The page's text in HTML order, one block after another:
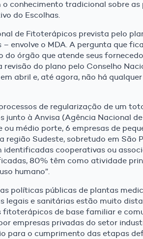
conhecimento tradicional sobre as
do Escolhas.
de Fitoterápicos prevista pelo
envolve o MDA. A pergunta que
órgão que atende seus
do plano pelo Conselho
abril e, até agora, não há
de regularização de um
à Anvisa (Agência Nacional
médio porte, 6 empresas de
Sudeste, sobretudo em São
identificadas cooperativas ou
80% têm como atividade
humano”.
políticas públicas de plantas
legais e sanitárias estão muito
de base familiar e
empresas privadas do setor
para o cumprimento das etapas